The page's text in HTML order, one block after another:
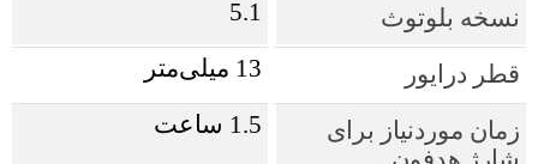
نسخه بلوتوث 5.1
قطر درایور 13 میلی‌متر
زمان موردنیاز برای
1.5 ساعت